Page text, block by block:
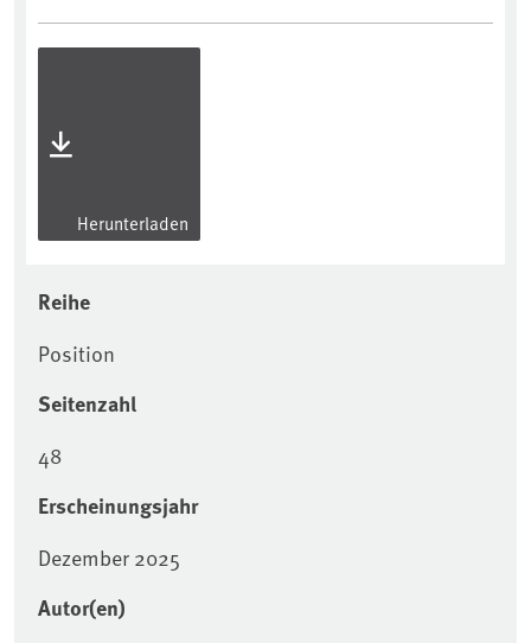
Herunterladen
Reihe
Position
Seitenzahl
48
Erscheinungsjahr
Dezember 2025
Autor(en)